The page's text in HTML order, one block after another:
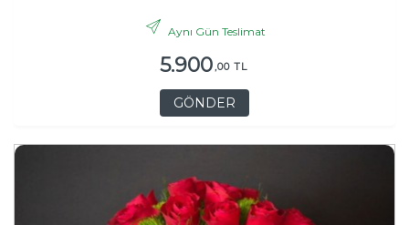
Aynı Gün Teslimat
5.900 ,00 TL
GÖNDER